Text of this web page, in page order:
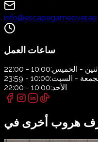
info@escapegameover.ae
ساعات العمل
- الخميس:10:00 - 22:00
- السبت:10:00 - 23:59
الأحد:10:00 - 22:00
هروب أخرى في